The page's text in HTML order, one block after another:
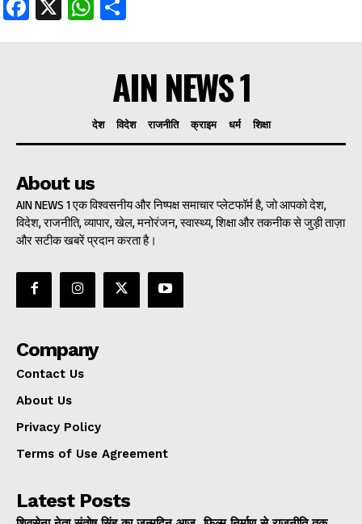
AIN NEWS 1
देश विदेश राजनीति क्राइम धर्म शिक्षा
About us
AIN NEWS 1 एक विश्वसनीय और निष्पक्ष समाचार प्लेटफॉर्म है, जो आपको देश,
विदेश, राजनीति, व्यापार, खेल, मनोरंजन, स्वास्थ्य, शिक्षा और तकनीक से जुड़ी ताज़ा
और सटीक खबरें प्रदान करता है।
Company
Contact Us
About Us
Privacy Policy
Terms of Use Agreement
Latest Posts